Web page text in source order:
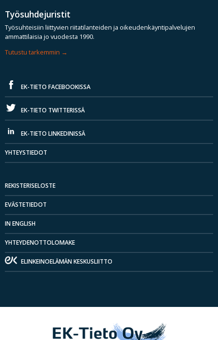
Työsuhdejuristit
Työsuhteisiin liittyvien riitatilanteiden ja oikeudenkäyntipalvelujen
ammattilaisia jo vuodesta 1990.
Tutustu tarkemmin
EK-TIETO FACEBOOKISSA
EK-TIETO TWITTERISSÄ
EK-TIETO LINKEDINISSÄ
YHTEYSTIEDOT
REKISTERISELOSTE
EVÄSTETIEDOT
IN ENGLISH
YHTEYDENOTTOLOMAKE
ELINKEINOELÄMÄN KESKUSLIITTO